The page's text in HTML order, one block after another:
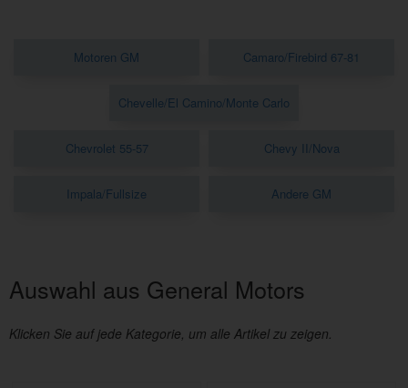
Motoren GM Camaro/Firebird 67-81
Chevelle/El Camino/Monte Carlo
Chevrolet 55-57 Chevy II/Nova
Impala/Fullsize Andere GM
Auswahl aus General Motors
Klicken Sie auf jede Kategorie, um alle Artikel zu zeigen.